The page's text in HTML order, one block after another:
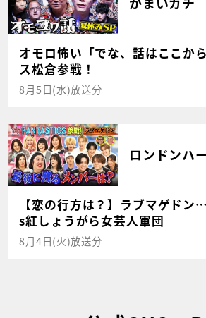
オモロ怖い「でな、話はここか
ス松倉参戦！
8月5日(水)放送分
ロンドンハ
【恋の行方は？】ラブマゲドン
s紅しょうがら女芸人軍団
8月4日(火)放送分